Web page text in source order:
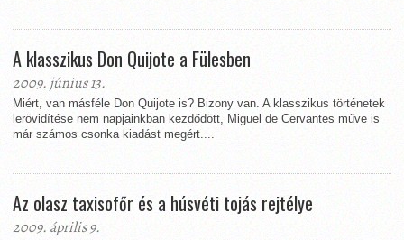
A klasszikus Don Quijote a Fülesben
2009. június 13.
Miért, van másféle Don Quijote is? Bizony van. A klasszikus történetek
lerövidítése nem napjainkban kezdődött, Miguel de Cervantes műve is
már számos csonka kiadást megért....
Az olasz taxisofőr és a húsvéti tojás rejtélye
2009. április 9.